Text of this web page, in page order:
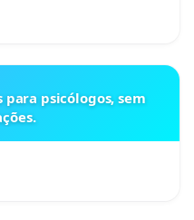
para psicólogos, sem